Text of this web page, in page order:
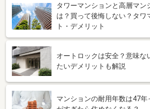
タワーマンションと高層マン
は？買って後悔しない？タワ
ト・デメリット
オートロックは安全？意味な
たいデメリットも解説
マンションの耐用年数は47年